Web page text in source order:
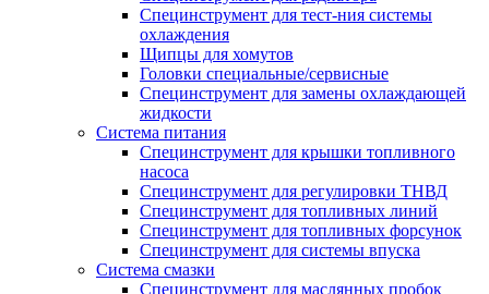
Специнструмент для тест-ния системы
охлаждения
Щипцы для хомутов
Головки специальные/сервисные
Специнструмент для замены охлаждающей
жидкости
Система питания
Специнструмент для крышки топливного
насоса
Специнструмент для регулировки ТНВД
Специнструмент для топливных линий
Специнструмент для топливных форсунок
Специнструмент для системы впуска
Система смазки
Специнструмент для маслянных пробок